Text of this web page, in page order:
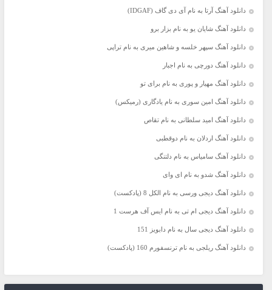
دانلود آهنگ آرتا به نام آی دی گاف (IDGAF)
دانلود آهنگ شایان یو به نام بزار برو
دانلود آهنگ سپهر خلسه و شاهین میری به نام تراپی
دانلود آهنگ دورچی به نام اجبار
دانلود آهنگ مهیار و پوری به نام برای تو
دانلود آهنگ امین سوری به نام یادگاری (رمیکس)
دانلود آهنگ امید سلطانی به نام تقاص
دانلود آهنگ اردلان به نام دوقطبی
دانلود آهنگ سامیاس به نام دلتنگی
دانلود آهنگ شدو به نام ای وای
دانلود آهنگ دیجی ورسی به نام الکل 8 (پادکست)
دانلود آهنگ دیجی ام تی به نام ایس آف هرست 1
دانلود آهنگ دیجی سال به نام دابویز 151
دانلود آهنگ ریلجی به نام ترنسفورم 160 (پادکست)